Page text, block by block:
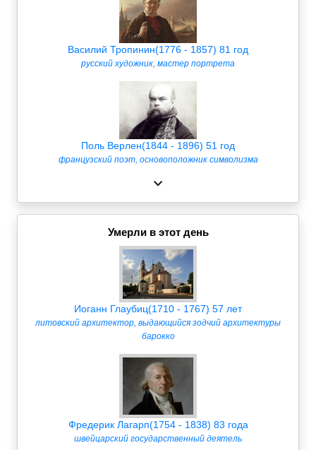
Василий Тропинин(1776 - 1857) 81 год
русский художник, мастер портрета
Поль Верлен(1844 - 1896) 51 год
французский поэт, основоположник символизма
Умерли в этот день
Иоганн Глаубиц(1710 - 1767) 57 лет
литовский архитектор, выдающийся зодчий архитектуры
барокко
Фредерик Лагарп(1754 - 1838) 83 года
швейцарский государственный деятель